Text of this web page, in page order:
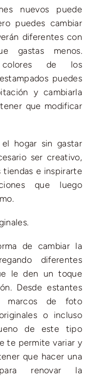
nuevos puede
puedes cambiar
diferentes con
gastas menos.
colores de los
puedes
y cambiarla
que modificar
hogar sin gastar
ser creativo,
tiendas e inspirarte
que luego
de cambiar la
diferentes
le den un toque
Desde estantes
marcos de foto
o incluso
de este tipo
te permite variar y
que hacer una
renovar la